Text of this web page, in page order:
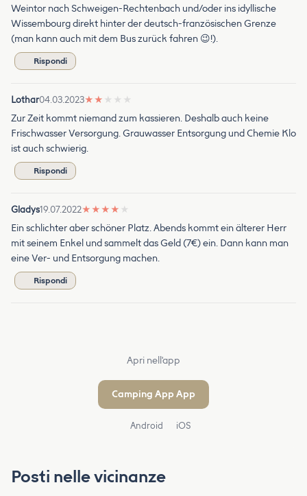
Weintor nach Schweigen-Rechtenbach und/oder ins idyllische
Wissembourg direkt hinter der deutsch-französischen Grenze
(man kann auch mit dem Bus zurück fahren 😉!).
Rispondi
Lothar04.03.2023★ ★ ★ ★ ★
Zur Zeit kommt niemand zum kassieren. Deshalb auch keine
Frischwasser Versorgung. Grauwasser Entsorgung und Chemie Klo
ist auch schwierig.
Rispondi
Gladys19.07.2022★ ★ ★ ★ ★
Ein schlichter aber schöner Platz. Abends kommt ein älterer Herr
mit seinem Enkel und sammelt das Geld (7€) ein. Dann kann man
eine Ver- und Entsorgung machen.
Rispondi
Apri nell'app
Camping App App
Android iOS
Posti nelle vicinanze